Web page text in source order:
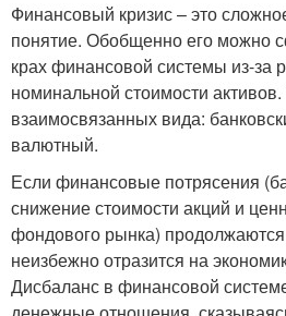
Финансовый кризис – это
понятие. Обобщенно его можно
крах финансовой системы из-за
номинальной стоимости
взаимосвязанных вида:
валютный.
Если финансовые потрясения
снижение стоимости акций и
фондового рынка)
неизбежно отразится на
Дисбаланс в финансовой